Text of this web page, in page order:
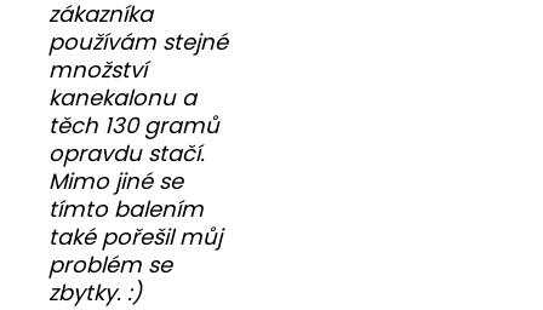
zákazníka
používám stejné
množství
kanekalonu a
těch 130 gramů
opravdu stačí.
Mimo jiné se
tímto balením
také pořešil můj
problém se
zbytky. :)